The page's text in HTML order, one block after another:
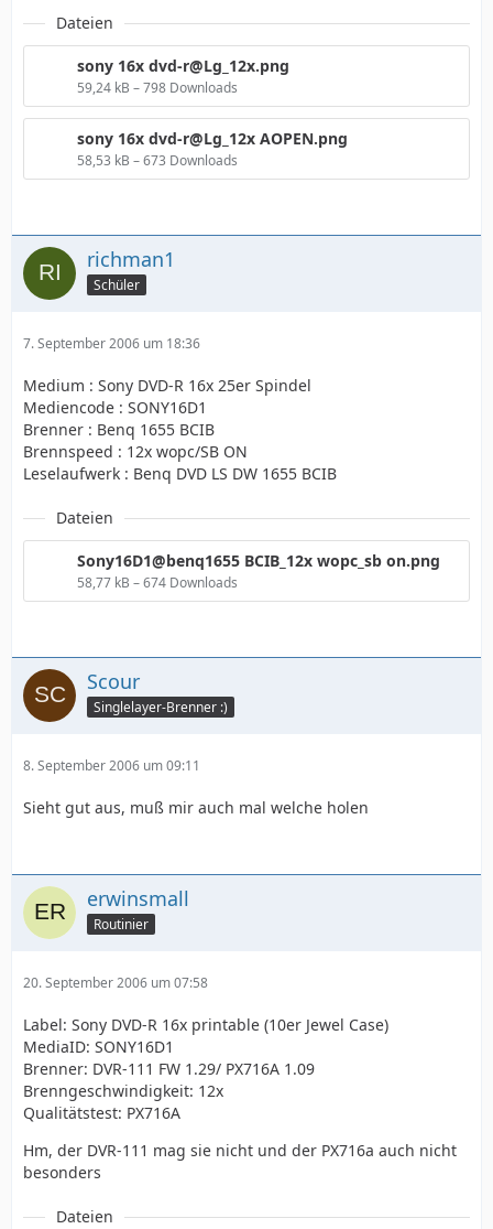
Dateien
sony 16x dvd-r@Lg_12x.png
59,24 kB – 798 Downloads
sony 16x dvd-r@Lg_12x AOPEN.png
58,53 kB – 673 Downloads
richman1
Schüler
7. September 2006 um 18:36
Medium : Sony DVD-R 16x 25er Spindel
Mediencode : SONY16D1
Brenner : Benq 1655 BCIB
Brennspeed : 12x wopc/SB ON
Leselaufwerk : Benq DVD LS DW 1655 BCIB
Dateien
Sony16D1@benq1655 BCIB_12x wopc_sb on.png
58,77 kB – 674 Downloads
Scour
Singlelayer-Brenner :)
8. September 2006 um 09:11
Sieht gut aus, muß mir auch mal welche holen
erwinsmall
Routinier
20. September 2006 um 07:58
Label: Sony DVD-R 16x printable (10er Jewel Case)
MediaID: SONY16D1
Brenner: DVR-111 FW 1.29/ PX716A 1.09
Brenngeschwindigkeit: 12x
Qualitätstest: PX716A
Hm, der DVR-111 mag sie nicht und der PX716a auch nicht
besonders
Dateien